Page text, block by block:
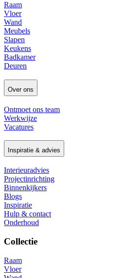
Raam
Vloer
Wand
Meubels
Slapen
Keukens
Badkamer
Deuren
Over ons
Ontmoet ons team
Werkwijze
Vacatures
Inspiratie & advies
Interieuradvies
Projectinrichting
Binnenkijkers
Blogs
Inspiratie
Hulp & contact
Onderhoud
Collectie
Raam
Vloer